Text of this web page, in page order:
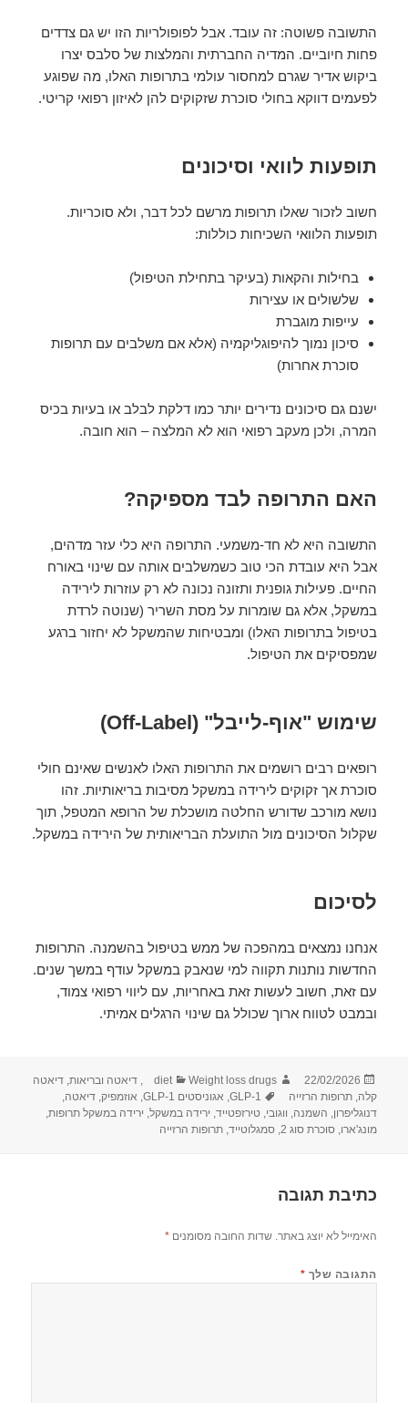
התשובה פשוטה: זה עובד. אבל לפופולריות הזו יש גם צדדים
פחות חיוביים. המדיה החברתית והמלצות של סלבס יצרו
ביקוש אדיר שגרם למחסור עולמי בתרופות האלו, מה שפוגע
לפעמים דווקא בחולי סוכרת שזקוקים להן לאיזון רפואי קריטי.
תופעות לוואי וסיכונים
חשוב לזכור שאלו תרופות מרשם לכל דבר, ולא סוכריות.
תופעות הלוואי השכיחות כוללות:
בחילות והקאות (בעיקר בתחילת הטיפול)
שלשולים או עצירות
עייפות מוגברת
סיכון נמוך להיפוגליקמיה (אלא אם משלבים עם תרופות
סוכרת אחרות)
ישנם גם סיכונים נדירים יותר כמו דלקת לבלב או בעיות בכיס
המרה, ולכן מעקב רפואי הוא לא המלצה – הוא חובה.
האם התרופה לבד מספיקה?
התשובה היא לא חד-משמעי. התרופה היא כלי עזר מדהים,
אבל היא עובדת הכי טוב כשמשלבים אותה עם שינוי באורח
החיים. פעילות גופנית ותזונה נכונה לא רק עוזרות לירידה
במשקל, אלא גם שומרות על מסת השריר (שנוטה לרדת
בטיפול בתרופות האלו) ומבטיחות שהמשקל לא יחזור ברגע
שמפסיקים את הטיפול.
שימוש "אוף-לייבל" (Off-Label)
רופאים רבים רושמים את התרופות האלו לאנשים שאינם חולי
סוכרת אך זקוקים לירידה במשקל מסיבות בריאותיות. זהו
נושא מורכב שדורש החלטה מושכלת של הרופא המטפל, תוך
שקלול הסיכונים מול התועלת הבריאותית של הירידה במשקל.
לסיכום
אנחנו נמצאים במהפכה של ממש בטיפול בהשמנה. התרופות
החדשות נותנות תקווה למי שנאבק במשקל עודף במשך שנים.
עם זאת, חשוב לעשות זאת באחריות, עם ליווי רפואי צמוד,
ובמבט לטווח ארוך שכולל גם שינוי הרגלים אמיתי.
פורסם
בתאריך
22/02/2026 מחבר diet
קטגוריות Weight loss drugs
,דיאטה ובריאות ,דיאטה
קלה ,תרופות הרזייה תגיות
GLP-1 אגוניסטים GLP-1 אוזמפיק ,דיאטה
דנוגליפרון השמנה ווגובי טירזפטייד ירידה במשקל ירידה במשקל תרופות
מונג'ארו ,סוכרת סוג 2 ,סמגלוטייד ,תרופות הרזייה
כתיבת תגובה
האימייל לא יוצג באתר. שדות החובה מסומנים*
התגובה שלך *